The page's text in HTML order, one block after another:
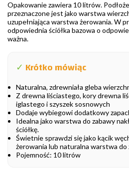
Opakowanie zawiera 10 litrów.
przeznaczone jest jako warstwa
uzupełniająca warstwa żerowania. W
odpowiednia ściółka bazowa o
ważna.
✓ Krótko mówiąc
Naturalna, zdrewniała gleba
Z drewna liściastego, kory drewna
iglastego i szyszek sosnowych
Dodaje wybiegowi dodatkowy
Idealna jako warstwa do zabawy
ściółkę.
Świetnie sprawdzi się jako kącik
żerowania lub naturalna warstwa do
Pojemność: 10 litrów